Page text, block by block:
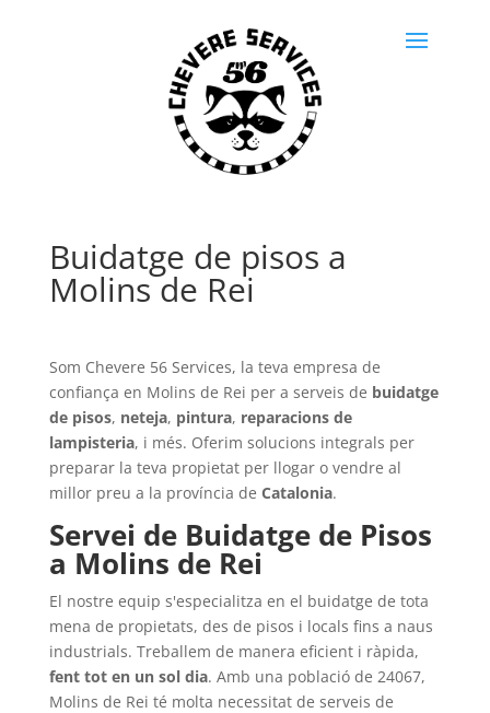
Buidatge de pisos a
Molins de Rei
Som Chevere 56 Services, la teva empresa de
confiança en Molins de Rei per a serveis de buidatge
de pisos, neteja, pintura, reparacions de
lampisteria, i més. Oferim solucions integrals per
preparar la teva propietat per llogar o vendre al
millor preu a la província de Catalonia.
Servei de Buidatge de Pisos
a Molins de Rei
El nostre equip s'especialitza en el buidatge de tota
mena de propietats, des de pisos i locals fins a naus
industrials. Treballem de manera eficient i ràpida,
fent tot en un sol dia. Amb una població de 24067,
Molins de Rei té molta necessitat de serveis de